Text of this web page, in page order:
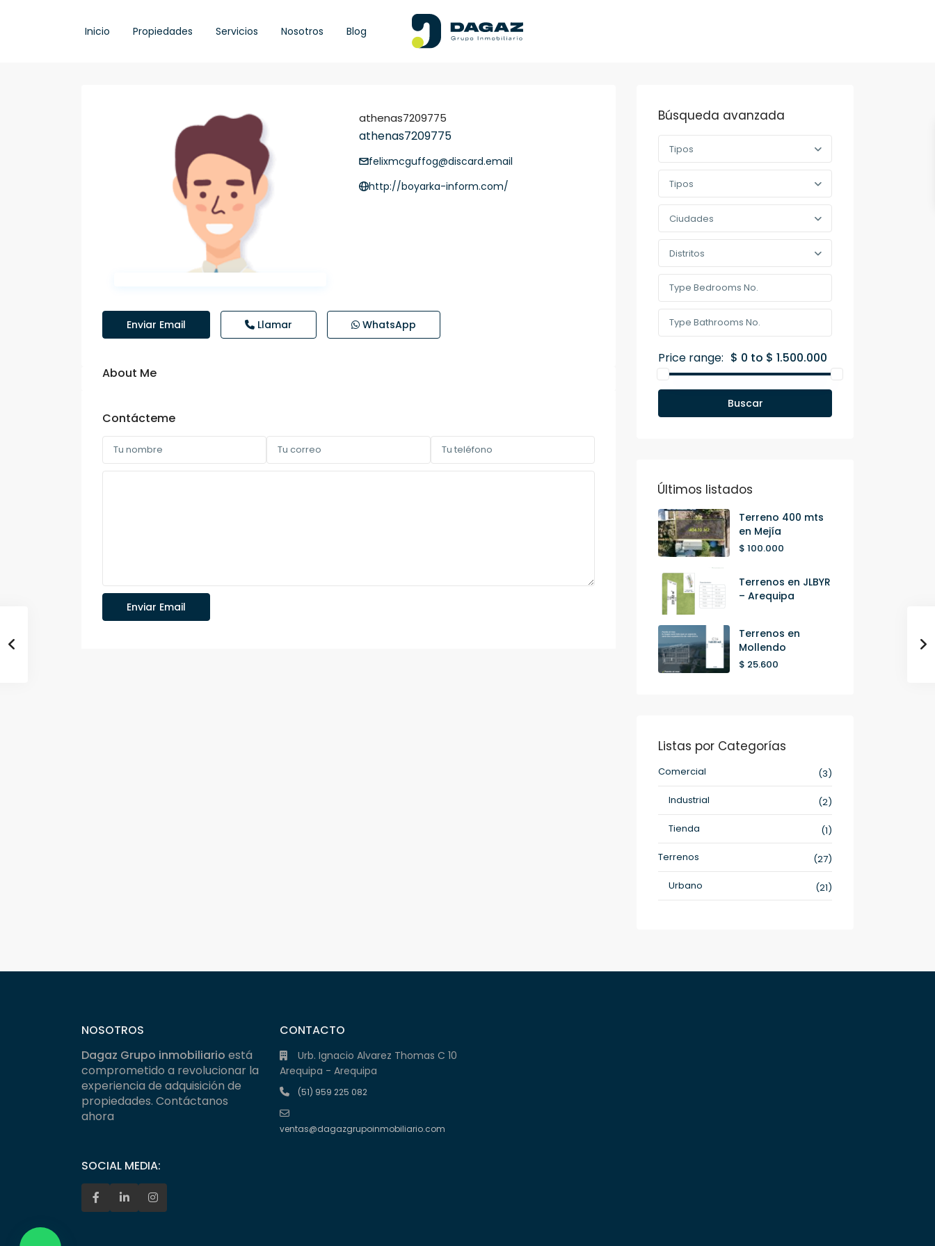
Inicio Propiedades Servicios Nosotros Blog
athenas7209775
athenas7209775
felixmcguffog@discard.email
http://boyarka-inform.com/
Enviar Email Llamar WhatsApp
About Me
Contácteme
Búsqueda avanzada
Tipos
Tipos
Ciudades
Distritos
Price range: $ 0 to $ 1.500.000
Buscar
Últimos listados
Terreno 400 mts
en Mejía
$ 100.000
Terrenos en JLBYR
– Arequipa
Terrenos en
Mollendo
$ 25.600
Listas por Categorías
Comercial
(3)
Industrial
(2)
Tienda
(1)
Terrenos
(27)
Urbano
(21)
NOSOTROS
Dagaz Grupo inmobiliario está
comprometido a revolucionar la
experiencia de adquisición de
propiedades. Contáctanos
ahora
SOCIAL MEDIA:
CONTACTO
Urb. Ignacio Alvarez Thomas C 10
Arequipa - Arequipa
(51) 959 225 082
ventas@dagazgrupoinmobiliario.com